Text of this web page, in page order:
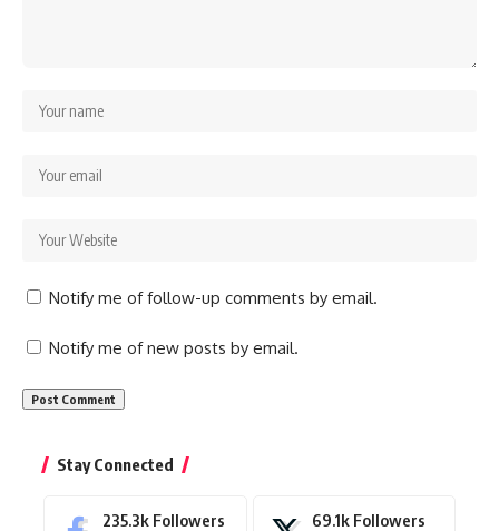
Notify me of follow-up comments by email.
Notify me of new posts by email.
Stay Connected
235.3k Followers 69.1k Followers